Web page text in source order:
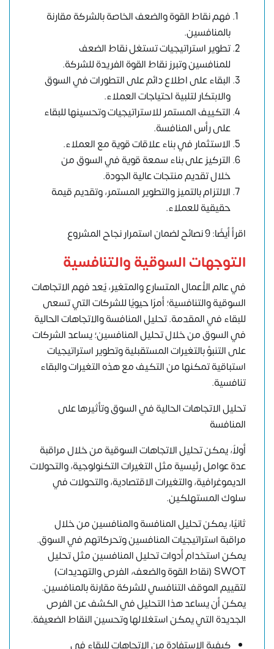
فهم نقاط القوة والضعف الخاصة بالشركة مقارنة
بالمنافسين.
تطوير استراتيجيات تستغل نقاط الضعف
للمنافسين وتبرز نقاط القوة الفريدة للشركة.
البقاء على اطلاع دائم على التطورات في السوق
والابتكار لتلبية احتياجات العملاء.
التكييف المستمر للاستراتيجيات وتحسينها للبقاء
على رأس المنافسة.
الاستثمار في بناء علاقات قوية مع العملاء.
التركيز على بناء سمعة قوية في السوق من
خلال تقديم منتجات عالية الجودة.
الالتزام بالتميز والتطوير المستمر، وتقديم قيمة
حقيقية للعملاء.
اقرأ أيضًا: 9 نصائح لضمان استمرار نجاح المشروع
التوجهات السوقية والتنافسية
في عالم الأعمال المتسارع والمتغير، يُعد فهم الاتجاهات
السوقية والتنافسية؛ أمرًا حيويًا للشركات التي تسعى
للبقاء في المقدمة. تحليل المنافسة والاتجاهات الحالية
في السوق من خلال تحليل المنافسين؛ يساعد الشركات
على التنبؤ بالتغيرات المستقبلية وتطوير استراتيجيات
استباقية تمكنها من التكيف مع هذه التغيرات والبقاء
تنافسية.
تحليل الاتجاهات الحالية في السوق وتأثيرها على
المنافسة
أولاً، يمكن تحليل الاتجاهات السوقية من خلال مراقبة
عدة عوامل رئيسية مثل التغيرات التكنولوجية، والتحولات
الديموغرافية، والتغيرات الاقتصادية، والتحولات في
سلوك المستهلكين.
ثانيًا، يمكن تحليل المنافسة والمنافسين من خلال
مراقبة استراتيجيات المنافسين وتحركاتهم في السوق.
يمكن استخدام أدوات تحليل المنافسين مثل تحليل
SWOT (نقاط القوة والضعف، الفرص والتهديدات)
لتقييم الموقف التنافسي للشركة مقارنة بالمنافسين.
يمكن أن يساعد هذا التحليل في الكشف عن الفرص
الجديدة التي يمكن استغلالها وتحسين النقاط الضعيفة.
كيفية الاستفادة من الاتجاهات للبقاء في